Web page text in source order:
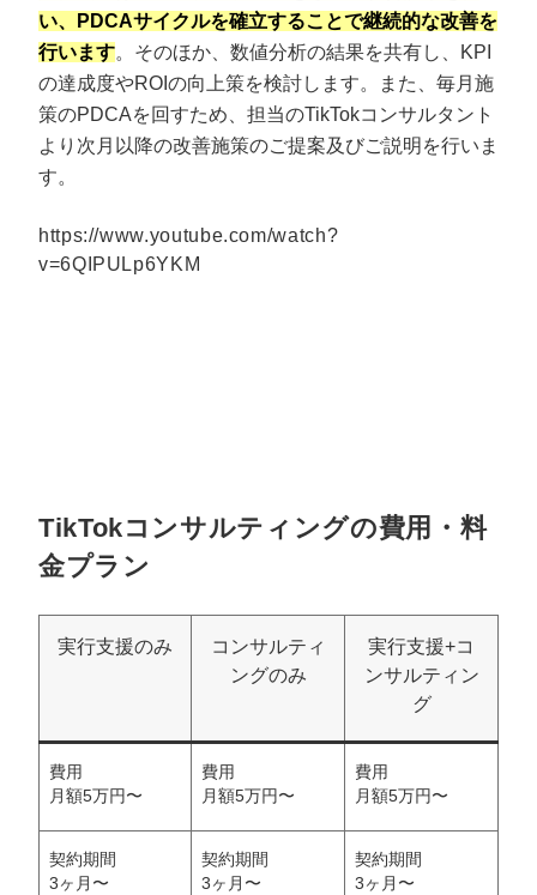
い、PDCAサイクルを確立することで継続的な改善を
行います。そのほか、数値分析の結果を共有し、KPI
の達成度やROIの向上策を検討します。また、毎月施
策のPDCAを回すため、担当のTikTokコンサルタント
より次月以降の改善施策のご提案及びご説明を行いま
す。
https://www.youtube.com/watch?
v=6QIPULp6YKM
TikTokコンサルティングの費用・料
金プラン
実行支援のみ
コンサルティ
ングのみ
実行支援+コ
ンサルティン
グ
費用
月額5万円〜
費用
月額5万円〜
費用
月額5万円〜
契約期間
3ヶ月〜
契約期間
3ヶ月〜
契約期間
3ヶ月〜